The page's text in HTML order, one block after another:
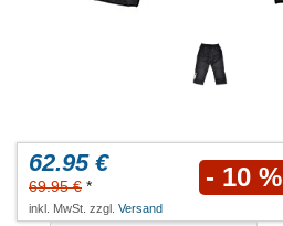
62.95 €
69.95 € * - 10 %
inkl. MwSt. zzgl. Versand